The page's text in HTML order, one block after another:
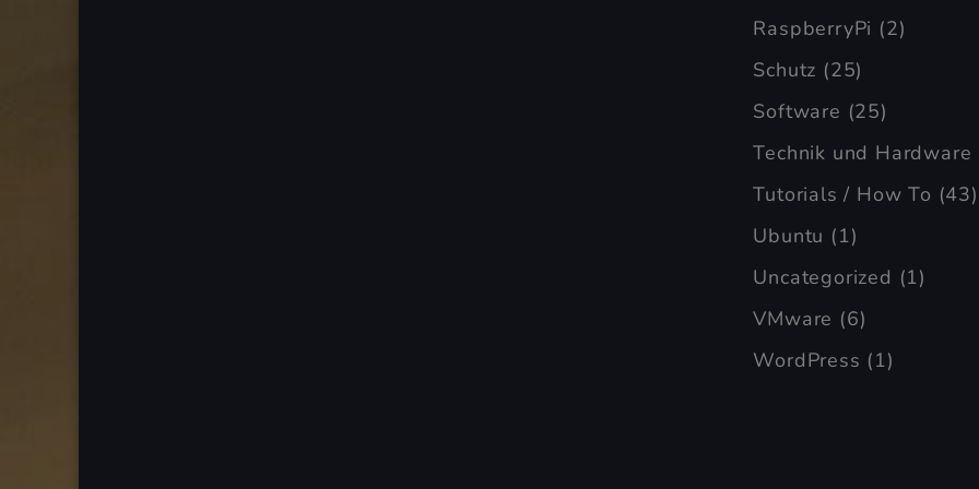
RaspberryPi (2)
Schutz (25)
Software (25)
Technik und Hardware
Tutorials / How To (43)
Ubuntu (1)
Uncategorized (1)
VMware (6)
WordPress (1)